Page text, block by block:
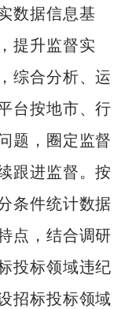
数据信息基
提升监督实
综合分析、运
台按地市、行
题，圈定监督
跟进监督。按
条件统计数据
点，结合调研
投标领域违纪
招标投标领域